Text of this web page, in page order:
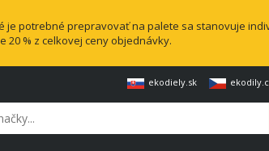
potrebné prepravovať na palete sa stanovuje
% z celkovej ceny objednávky.
ekodiely.sk